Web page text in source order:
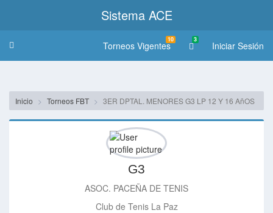
Sistema ACE
Torneos Vigentes
10 3
Iniciar Sesión
Inicio Torneos FBT 3ER DPTAL. MENORES G3 LP 12 Y 16 AñOS
G3
ASOC. PACEÑA DE TENIS
Club de Tenis La Paz